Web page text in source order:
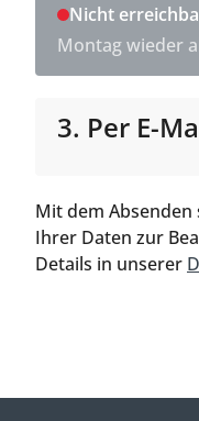
Nicht
Montag wieder
3. Per E-
Mit dem
Ihrer Daten zur
Details in unserer